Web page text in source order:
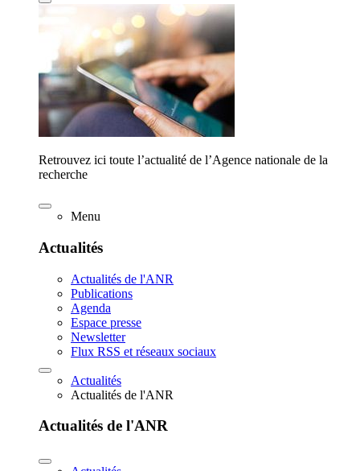
Retrouvez ici toute l’actualité de l’Agence nationale de la
recherche
Menu
Actualités
Actualités de l'ANR
Publications
Agenda
Espace presse
Newsletter
Flux RSS et réseaux sociaux
Actualités
Actualités de l'ANR
Actualités de l'ANR